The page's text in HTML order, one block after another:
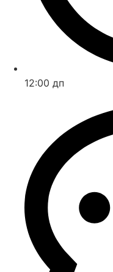
12:00 дп